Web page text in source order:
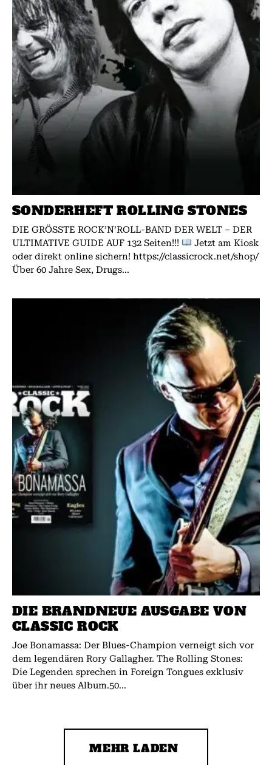
SONDERHEFT ROLLING STONES
DIE GRÖSSTE ROCK’N’ROLL-BAND DER WELT – DER
ULTIMATIVE GUIDE AUF 132 Seiten!!!
Jetzt am Kiosk
oder direkt online sichern! https://classicrock.net/shop/
Über 60 Jahre Sex, Drugs...
DIE BRANDNEUE AUSGABE VON
CLASSIC ROCK
Joe Bonamassa: Der Blues-Champion verneigt sich vor
dem legendären Rory Gallagher. The Rolling Stones:
Die Legenden sprechen in Foreign Tongues exklusiv
über ihr neues Album.50...
MEHR LADEN